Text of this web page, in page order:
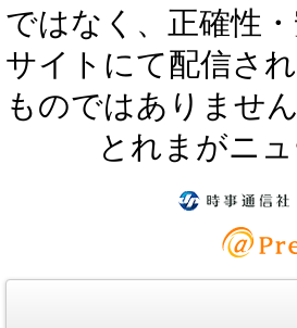
ではなく、正確性
サイトにて配信さ
ものではありません
とれまがニ